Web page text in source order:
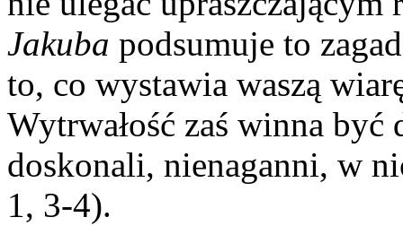
Jakuba podsumuje to
to, co wystawia waszą
Wytrwałość zaś winna być
doskonali, nienaganni, w
1, 3-4).